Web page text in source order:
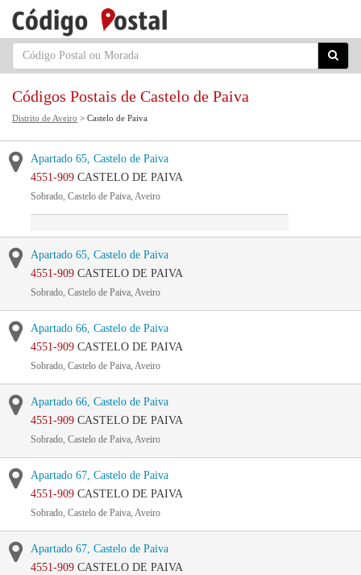
Códigos Postais de Castelo de Paiva
Distrito de Aveiro > Castelo de Paiva
Apartado 65, Castelo de Paiva
4551-909 CASTELO DE PAIVA
Sobrado, Castelo de Paiva, Aveiro
Apartado 65, Castelo de Paiva
4551-909 CASTELO DE PAIVA
Sobrado, Castelo de Paiva, Aveiro
Apartado 66, Castelo de Paiva
4551-909 CASTELO DE PAIVA
Sobrado, Castelo de Paiva, Aveiro
Apartado 66, Castelo de Paiva
4551-909 CASTELO DE PAIVA
Sobrado, Castelo de Paiva, Aveiro
Apartado 67, Castelo de Paiva
4551-909 CASTELO DE PAIVA
Sobrado, Castelo de Paiva, Aveiro
Apartado 67, Castelo de Paiva
4551-909 CASTELO DE PAIVA